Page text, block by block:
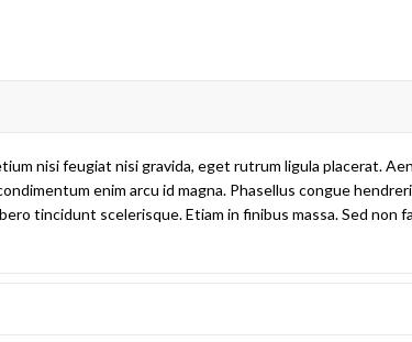
nisi feugiat nisi gravida, eget rutrum ligula placerat.
enim arcu id magna. Phasellus congue
tincidunt scelerisque. Etiam in finibus massa. Sed non